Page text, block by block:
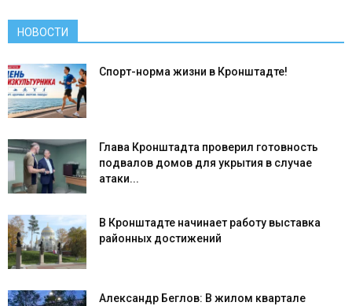
НОВОСТИ
Спорт-норма жизни в Кронштадте!
Глава Кронштадта проверил готовность
подвалов домов для укрытия в случае
атаки...
В Кронштадте начинает работу выставка
районных достижений
Александр Беглов: В жилом квартале